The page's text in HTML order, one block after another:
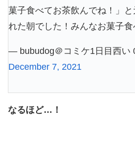
菓子食べてお茶飲んでね！」
れた朝でした！みんなお菓子食
— bubudog＠コミケ1日目西い
December 7, 2021
なるほど…！